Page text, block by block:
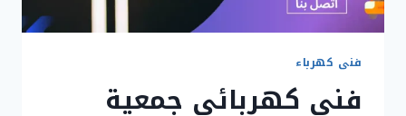
فنى كهرباء
فني كهربائي جمعية